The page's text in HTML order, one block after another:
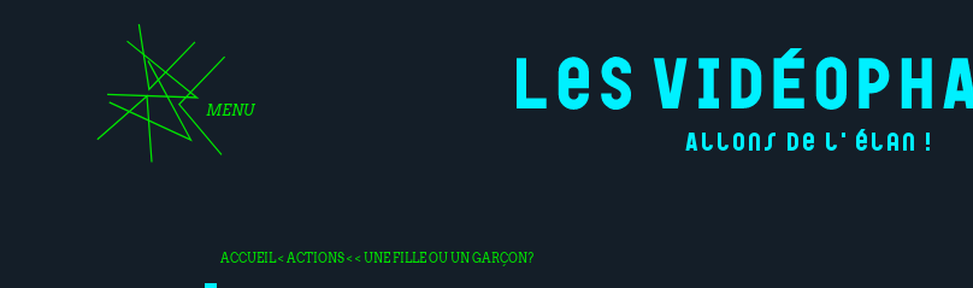
MENU
Allons de l'élan !
ACCUEIL<ACTIONS< < UNE FILLE OU UN GARÇON?